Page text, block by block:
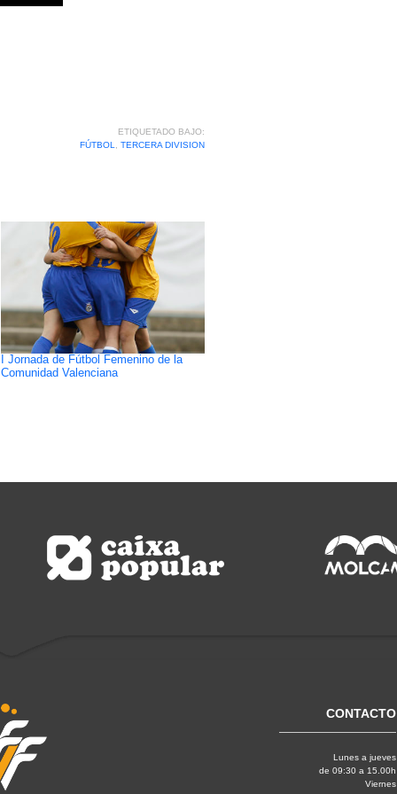
ETIQUETADO BAJO:
FÚTBOL
TERCERA DIVISION
I Jornada de Fútbol Femenino de la
Comunidad Valenciana
CONTACTO
Lunes a jueves
de 09:30 a 15.00h
Viernes